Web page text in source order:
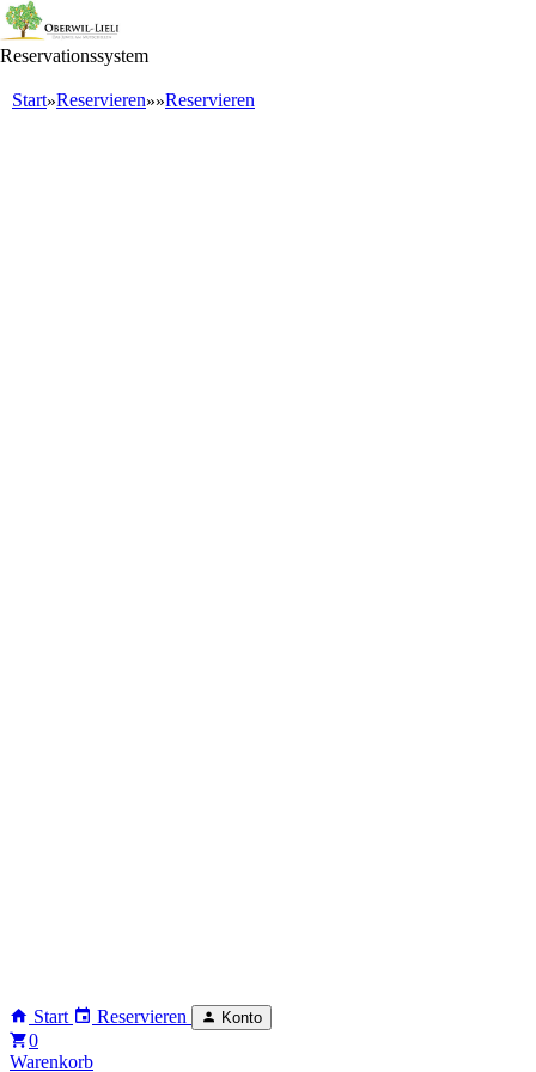
Reservationssystem
Start»Reservieren»»Reservieren
Start Reservieren Konto
0
Warenkorb